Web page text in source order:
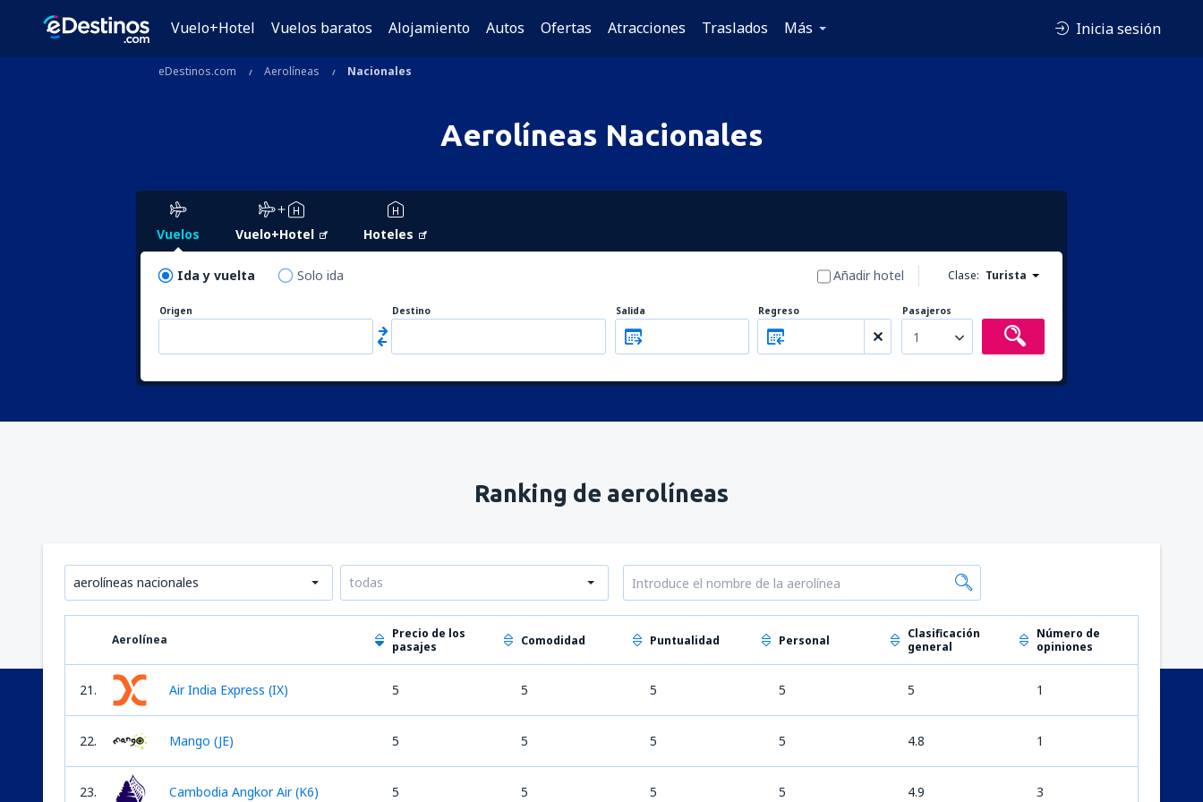
Vuelo+Hotel Vuelos baratos Alojamiento Autos Ofertas Atracciones Traslados Más Inicia sesión
eDestinos.com Aerolíneas Nacionales
Aerolíneas Nacionales
Vuelos Vuelo+Hotel Hoteles
Ida y vuelta Solo ida Clase: Turista
Añadir hotel
Origen Destino Salida Regreso Pasajeros
1
Ranking de aerolíneas
aerolíneas nacionales todas
Aerolínea
Precio de los
pasajes
Comodidad Puntualidad Personal
Clasificación
general
Número de
opiniones
21. Air India Express (IX) 5 5 5 5 5 1
22. Mango (JE) 5 5 5 5 4.8 1
23. Cambodia Angkor Air (K6) 5 5 5 5 4.9 3